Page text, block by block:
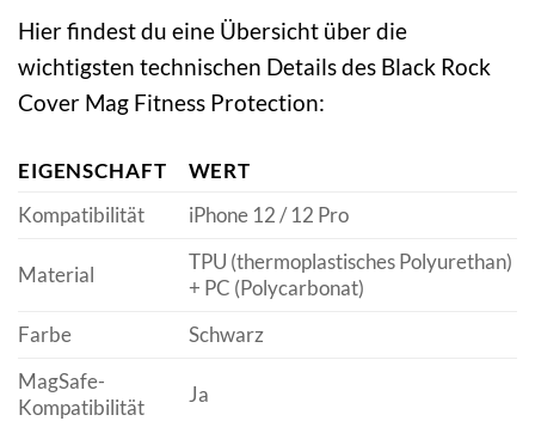
Hier findest du eine Übersicht über die
wichtigsten technischen Details des Black Rock
Cover Mag Fitness Protection:
EIGENSCHAFT
WERT
Kompatibilität
iPhone 12 / 12 Pro
Material
TPU (thermoplastisches Polyurethan)
+ PC (Polycarbonat)
Farbe
Schwarz
MagSafe-
Kompatibilität
Ja